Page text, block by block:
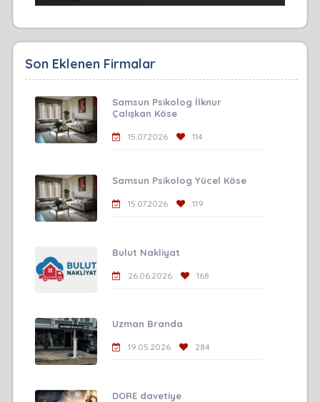
Son Eklenen Firmalar
Samsun Psikolog İlknur
Çalışkan Köse
15.07.2026 114
Samsun Psikolog Yücel Köse
15.07.2026 119
Bulut Nakliyat
26.06.2026 168
Uzman Branda
19.05.2026 284
DORE davetiye